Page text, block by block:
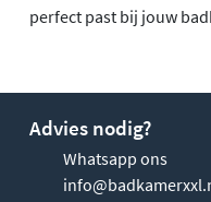
perfect past bij jouw
Advies nodig?
Whatsapp ons